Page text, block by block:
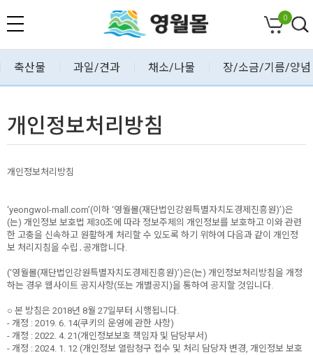
0
축산물 과일/견과 채소/나물 장/소금/기름/양념
개인정보처리방침
개인정보처리방침
‘yeongwol-mall.com’(이하 ‘영월몰(재단법인강원특별자치도경제진흥원)’)은
(는) 개인정보 보호법 제30조에 따라 정보주체의 개인정보를 보호하고 이와 관련
한 고충을 신속하고 원활하게 처리할 수 있도록 하기 위하여 다음과 같이 개인정
보 처리지침을 수립․공개합니다.
(‘영월몰(재단법인강원특별자치도경제진흥원)’)은(는) 개인정보처리방침을 개정
하는 경우 웹사이트 공지사항(또는 개별공지)을 통하여 공지할 것입니다.
○ 본 방침은 2018년 8월 27일부터 시행됩니다.
- 개정 : 2019. 6. 14(쿠키의 운영에 관한 사항)
- 개정 : 2022. 4. 21(개인정보보호 책임자 및 담당부서)
- 개정 : 2024. 1. 12 (개인정보 열람청구 접수 및 처리 담당자 변경, 개인정보 보호